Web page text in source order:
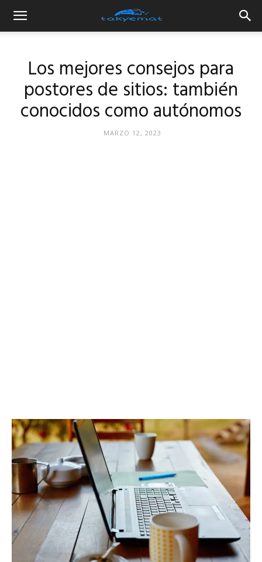
Los mejores consejos para
postores de sitios: también
conocidos como autónomos
MARZO 12, 2023